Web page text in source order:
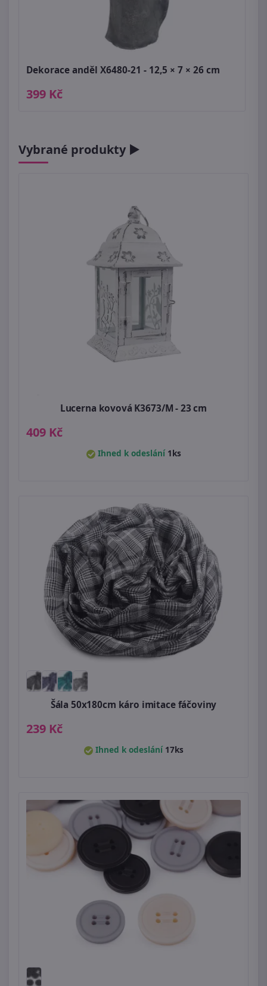
Dekorace anděl X6480-21 - 12,5 × 7 × 26 cm
399 Kč
Vybrané produkty ►
Lucerna kovová K3673/M - 23 cm
409 Kč
Ihned k odeslání 1ks
Šála 50x180cm káro imitace fáčoviny
239 Kč
Ihned k odeslání 17ks